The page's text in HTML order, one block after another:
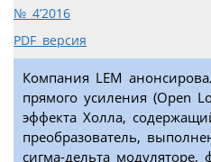
№ 4’2016
PDF версия
Компания LEM
прямого усиления (Open
эффекта Холла,
преобразователь,
сигма-дельта